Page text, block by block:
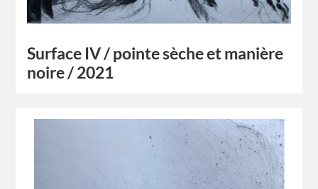
Surface IV / pointe sèche et manière
noire / 2021